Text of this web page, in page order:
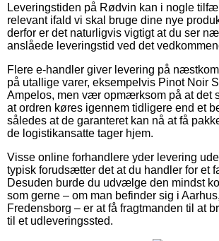
Leveringstiden på Rødvin kan i nogle
relevant ifald vi skal bruge dine nye
derfor er det naturligvis vigtigt at du ser
anslåede leveringstid ved det
Flere e-handler giver levering på
på utallige varer, eksempelvis Pinot Noir
Ampelos, men vær opmærksom på at det
at ordren køres igennem tidligere end et
således at de garanteret kan nå at få
de logistikansatte tager hjem.
Visse online forhandlere yder levering
typisk forudsætter det at du handler for et
Desuden burde du udvælge den mindst
som gerne – om man befinder sig i
Fredensborg – er at få fragtmanden til at
til et udleveringssted.